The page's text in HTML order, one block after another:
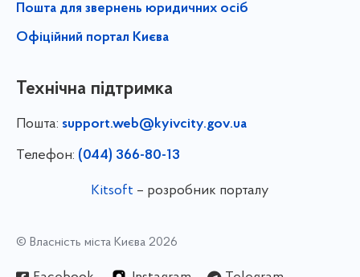
Пошта для звернень юридичних осіб
Офіційний портал Києва
Технічна підтримка
Пошта: support.web@kyivcity.gov.ua
Телефон: (044) 366-80-13
Kitsoft – розробник порталу
© Власність міста Києва 2026